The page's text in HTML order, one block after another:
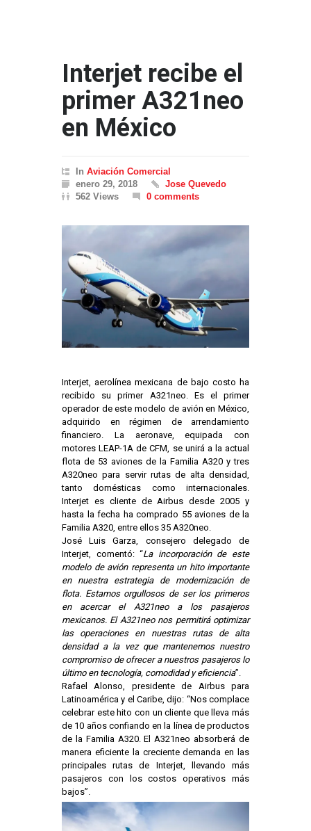
Interjet recibe el
primer A321neo
en México
In Aviación Comercial
enero 29, 2018
Jose Quevedo
562 Views
0 comments
Interjet, aerolínea mexicana de bajo costo ha
recibido su primer A321neo. Es el primer
operador de este modelo de avión en México,
adquirido en régimen de arrendamiento
financiero. La aeronave, equipada con
motores LEAP-1A de CFM, se unirá a la actual
flota de 53 aviones de la Familia A320 y tres
A320neo para servir rutas de alta densidad,
tanto domésticas como internacionales.
Interjet es cliente de Airbus desde 2005 y
hasta la fecha ha comprado 55 aviones de la
Familia A320, entre ellos 35 A320neo.
José Luis Garza, consejero delegado de
Interjet, comentó: “La incorporación de este
modelo de avión representa un hito importante
en nuestra estrategia de modernización de
flota. Estamos orgullosos de ser los primeros
en acercar el A321neo a los pasajeros
mexicanos. El A321neo nos permitirá optimizar
las operaciones en nuestras rutas de alta
densidad a la vez que mantenemos nuestro
compromiso de ofrecer a nuestros pasajeros lo
último en tecnología, comodidad y eficiencia”.
Rafael Alonso, presidente de Airbus para
Latinoamérica y el Caribe, dijo: “Nos complace
celebrar este hito con un cliente que lleva más
de 10 años confiando en la línea de productos
de la Familia A320. El A321neo absorberá de
manera eficiente la creciente demanda en las
principales rutas de Interjet, llevando más
pasajeros con los costos operativos más
bajos”.